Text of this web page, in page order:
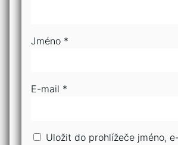
Jméno *
E-mail *
Uložit do prohlížeče jméno,